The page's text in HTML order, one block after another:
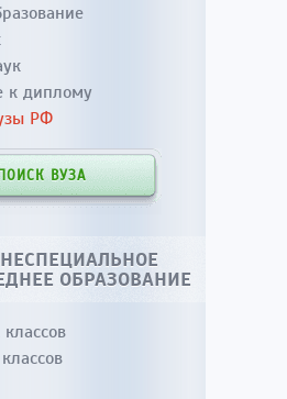
к диплому
РФ
ПОИСК ВУЗА
ОБРАЗОВАНИЕ
классов